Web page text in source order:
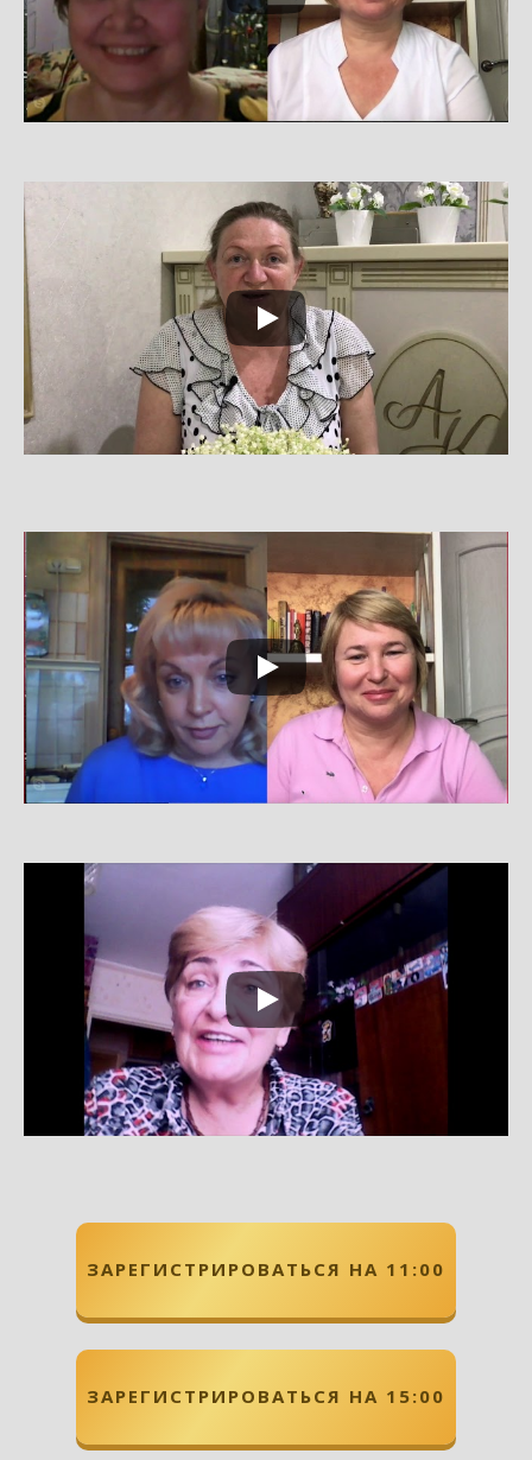
ЗАРЕГИСТРИРОВАТЬСЯ НА 11:00
ЗАРЕГИСТРИРОВАТЬСЯ НА 15:00